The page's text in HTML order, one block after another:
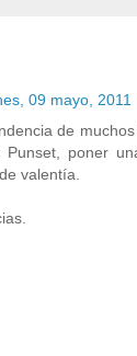
09 mayo, 2011
de
poner
valentía.